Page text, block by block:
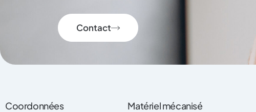
Contact
Coordonnées Matériel mécanisé